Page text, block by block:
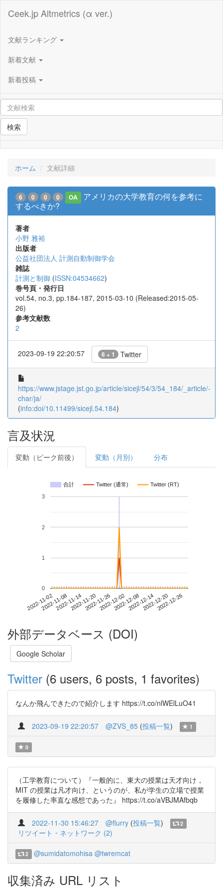
Ceek.jp Altmetrics (α ver.)
文献ランキング
新着文献
新着投稿
検索
ホーム 文献詳細
6 0 0 0 OA
アメリカの大学教育の何を参考に
するべきか?
著者
小野 雅裕
出版者
公益社団法人 計測自動制御学会
雑誌
計測と制御 (ISSN:04534662)
巻号頁・発行日
vol.54, no.3, pp.184-187, 2015-03-10 (Released:2015-05-
26)
参考文献数
2
2023-09-19 22:20:57 6 + 1 Twitter
https://www.jstage.jst.go.jp/article/sicejl/54/3/54_184/_article/-
char/ja/
(info:doi/10.11499/sicejl.54.184)
言及状況
変動（ピーク前後） 変動（月別） 分布
合計 Twitter (通常) Twitter (RT)
2022-11-022022-11-082022-11-142022-11-202022-11-262022-12-022022-12-082022-12-142022-12-202022-12-26
0
1
2
3
外部データベース (DOI)
Google Scholar
Twitter (6 users, 6 posts, 1 favorites)
なんか飛んできたので紹介します https://t.co/nlWElLuO41
2023-09-19 22:20:57 @ZVS_85 (投稿一覧) 1
0
（工学教育について）『一般的に、東大の授業は天才向け，
MIT の授業は凡才向け、というのが、私が学生の立場で授業
を履修した率直な感想であった』 https://t.co/aVBJMAfbqb
2022-11-30 15:46:27 @flurry (投稿一覧) 2
リツイート・ネットワーク (2)
2 @sumidatomohisa @twremcat
収集済み URL リスト